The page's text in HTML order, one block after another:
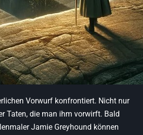
Vorwurf konfrontiert. Nicht nur
Taten, die man ihm vorwirft. Bald
Jamie Greyhound können